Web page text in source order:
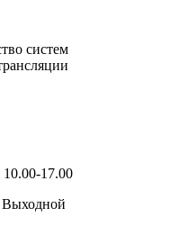
систем
17.00
Выходной